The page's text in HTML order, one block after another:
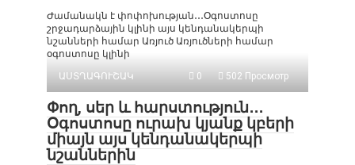
Ժամանակն է փոփոխության․․․Օգոստոսը
շրջադարձային կլինի այս կենդանակերպի
նշանների համար Առյուծ Առյուծների համար
օգոստոսը կլինի
ԱՍՏՂԱԳՈՒՇԱԿ
0 502 Просмотр
Փող, սեր և հարստություն․․․
Օգոստոսը ուրախ կյանք կբերի
միայն այս կենդանակերպի
նշաններին